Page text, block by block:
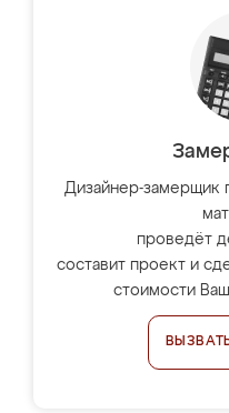
Дизайнер-замерщик
проведёт
составит проект и
стоимости